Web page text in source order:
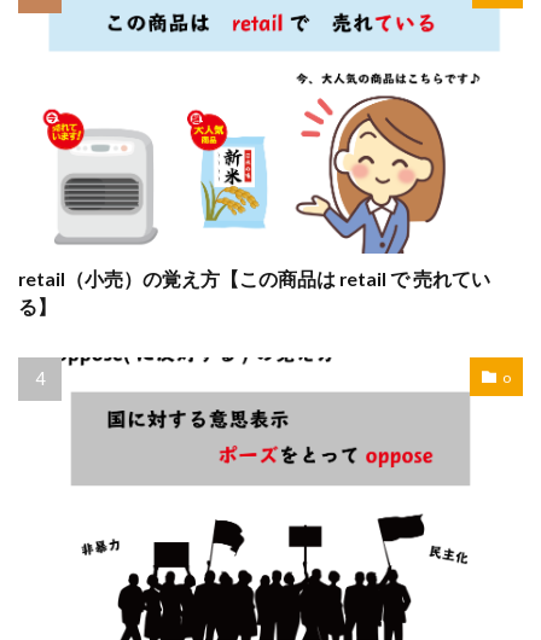
retail（小売）の覚え方【この商品は retail で 売れてい
る】
o